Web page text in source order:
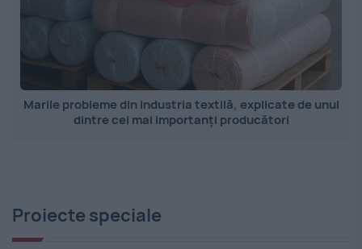
Marile probleme din industria textilă, explicate de unul
dintre cei mai importanți producători
Proiecte speciale